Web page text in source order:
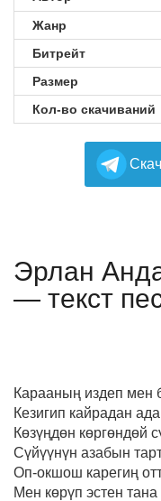
Жанр
Битрейт
Размер
Кол-во скачиваний
Эрлан
— текст
Карааның издеп мен
Кезигип кайрадан
Көзүңдөн көргөндөй
Сүйүүнүн азабын
Оп-окшош карегиң
Мен көрүп эстен